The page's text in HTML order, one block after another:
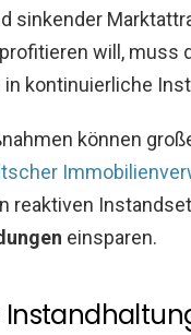
sinkender
will, muss
in kontinuierliche
können
reaktiven
einsparen.